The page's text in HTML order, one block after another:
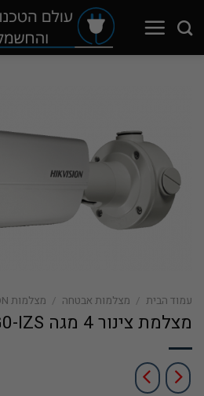
עמוד הבית / מצלמות אבטחה / מצלמות HIKVISION
מצלמת צינור 4 מגה DS-2CD4A45G0-IZS